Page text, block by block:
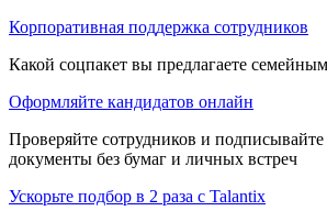
Корпоративная поддержка сотрудников
Какой соцпакет вы предлагаете
Оформляйте кандидатов онлайн
Проверяйте сотрудников и
документы без бумаг и личных встреч
Ускорьте подбор в 2 раза с Talantix